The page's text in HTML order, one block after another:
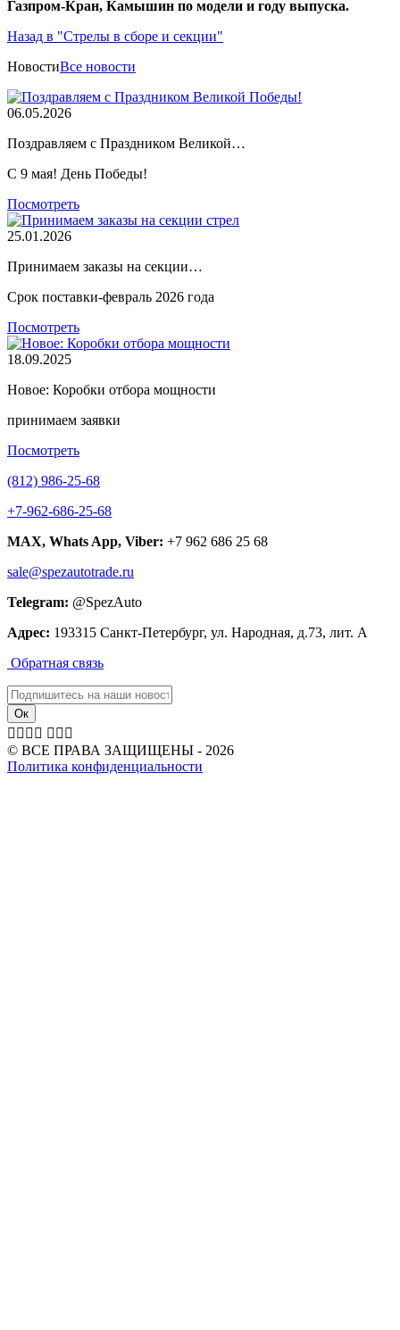
Газпром-Кран, Камышин по модели и году выпуска.
Назад в "Стрелы в сборе и секции"
НовостиВсе новости
06.05.2026
Поздравляем с Праздником Великой…
С 9 мая! День Победы!
Посмотреть
25.01.2026
Принимаем заказы на секции…
Срок поставки-февраль 2026 года
Посмотреть
18.09.2025
Новое: Коробки отбора мощности
принимаем заявки
Посмотреть
(812) 986-25-68
+7-962-686-25-68
MAX, Whats App, Viber: +7 962 686 25 68
sale@spezautotrade.ru
Telegram: @SpezAuto
Адрес: 193315 Санкт-Петербург, ул. Народная, д.73, лит. А
Обратная связь
      
© ВСЕ ПРАВА ЗАЩИЩЕНЫ - 2026
Политика конфиденциальности